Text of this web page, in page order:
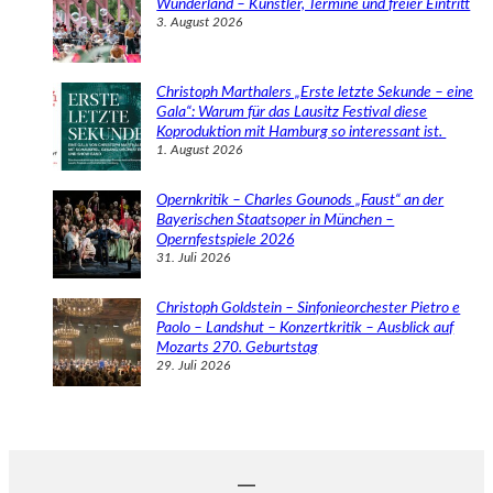
Wunderland – Künstler, Termine und freier Eintritt
3. August 2026
Christoph Marthalers „Erste letzte Sekunde – eine
Gala“: Warum für das Lausitz Festival diese
Koproduktion mit Hamburg so interessant ist.
1. August 2026
Opernkritik – Charles Gounods „Faust“ an der
Bayerischen Staatsoper in München –
Opernfestspiele 2026
31. Juli 2026
Christoph Goldstein – Sinfonieorchester Pietro e
Paolo – Landshut – Konzertkritik – Ausblick auf
Mozarts 270. Geburtstag
29. Juli 2026